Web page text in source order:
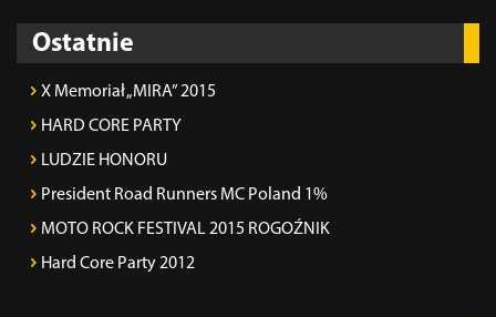
Ostatnie
X Memoriał „MIRA” 2015
HARD CORE PARTY
LUDZIE HONORU
President Road Runners MC Poland 1%
MOTO ROCK FESTIVAL 2015 ROGOŹNIK
Hard Core Party 2012